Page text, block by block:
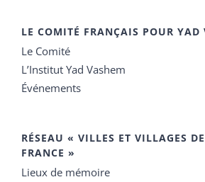
LE COMITÉ FRANÇAIS POUR YAD
Le Comité
L’Institut Yad Vashem
Événements
RÉSEAU « VILLES ET VILLAGES
FRANCE »
Lieux de mémoire